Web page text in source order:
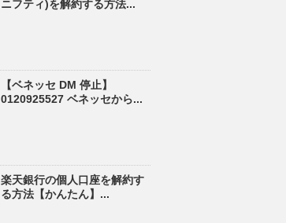
ニフティ)を解約する方法...
【ベネッセ DM 停止】
0120925527 ベネッセから...
楽天銀行の個人口座を解約す
る方法【かんたん】...